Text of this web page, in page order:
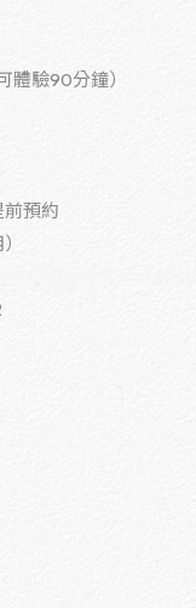
驗90分鐘）
前預約